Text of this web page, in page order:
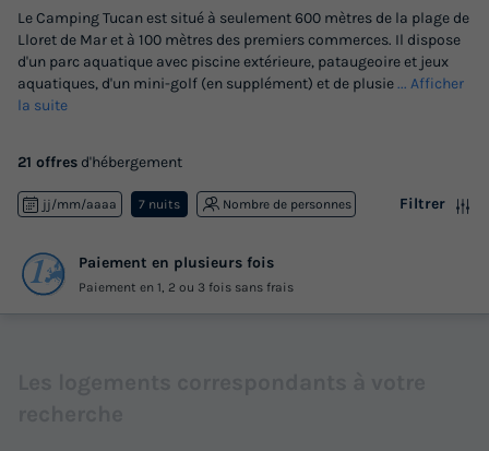
Le Camping Tucan est situé à seulement 600 mètres de la plage de
Lloret de Mar et à 100 mètres des premiers commerces. Il dispose
d'un parc aquatique avec piscine extérieure, pataugeoire et jeux
aquatiques, d'un mini-golf (en supplément) et de plusie... Afficher
la suite
21 offres d'hébergement
jj/mm/aaaa 7 nuits Nombre de personnes Filtrer
Paiement en plusieurs fois
Paiement en 1, 2 ou 3 fois sans frais